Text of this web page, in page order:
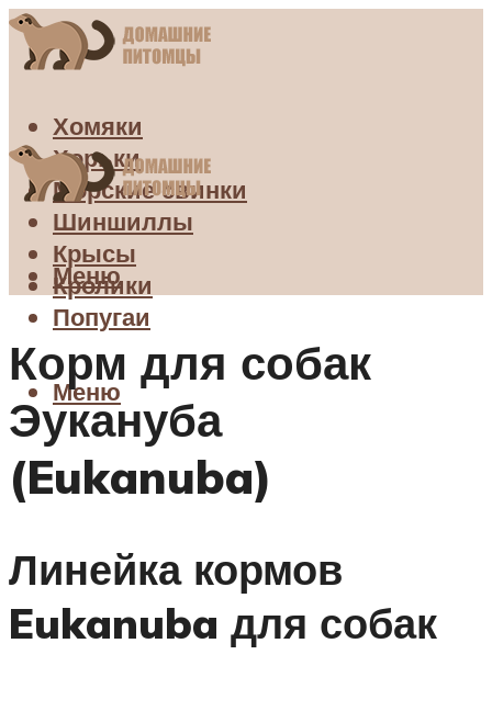
Хомяки
Хорьки
Морские свинки
Шиншиллы
Крысы
Кролики
Попугаи
Меню
Меню
Корм для собак
Эукануба
(Eukanuba)
Линейка кормов
Eukanuba для собак